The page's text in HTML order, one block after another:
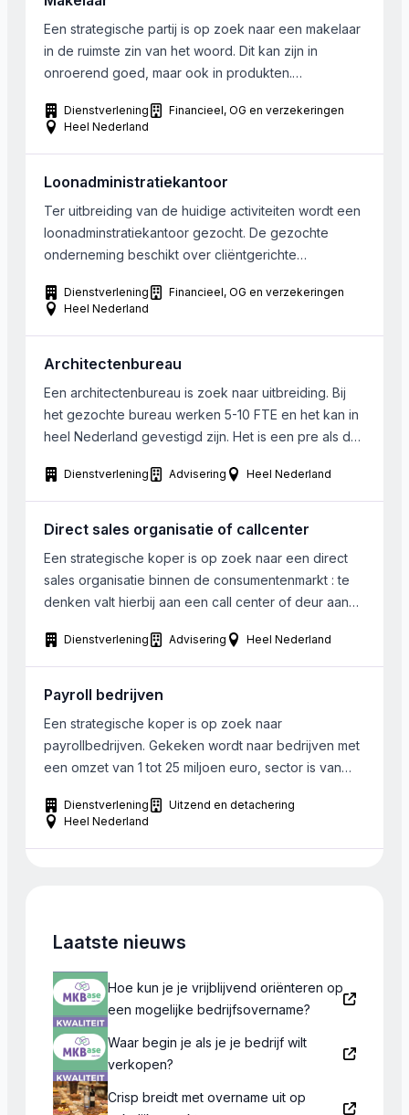
Een strategische partij is op zoek naar een makelaar
in de ruimste zin van het woord. Dit kan zijn in
onroerend goed, maar ook in produkten.
interessant.
Dienstverlening
Financieel, OG en verzekeringen
Heel Nederland
Loonadministratiekantoor
Ter uitbreiding van de huidige activiteiten wordt een
loonadminstratiekantoor gezocht. De gezochte
onderneming beschikt over cliëntgerichte
systemen te verwerken. Een snelle overname is
mogelijk. De organisatie is in Nederland gevestigd.
Dienstverlening
Financieel, OG en verzekeringen
Heel Nederland
Architectenbureau
Een architectenbureau is zoek naar uitbreiding. Bij
het gezochte bureau werken 5-10 FTE en het kan in
heel Nederland gevestigd zijn. Het is een pre als de
informatie op aanvraag.
Dienstverlening Advisering Heel Nederland
Direct sales organisatie of callcenter
Een strategische koper is op zoek naar een direct
sales organisatie binnen de consumentenmarkt : te
denken valt hierbij aan een call center of deur aan
bezig met koude acquisitie.
Dienstverlening Advisering Heel Nederland
Payroll bedrijven
Een strategische koper is op zoek naar
payrollbedrijven. Gekeken wordt naar bedrijven met
een omzet van 1 tot 25 miljoen euro, sector is van
zijn.Dienstverlening
Uitzend en detachering
Heel Nederland
Laatste nieuws
Hoe kun je je vrijblijvend oriënteren op
een mogelijke bedrijfsovername?
Waar begin je als je je bedrijf wilt
verkopen?
Crisp breidt met overname uit op